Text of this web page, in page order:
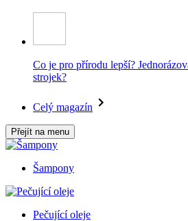
Co je pro přírodu lepší?
strojek?
Celý magazín
Přejít na menu
Šampony
Pečující oleje